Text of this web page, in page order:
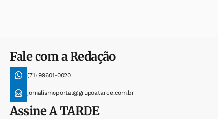
Fale com a Redação
(71) 99601-0020
jornalismoportal@grupoatarde.com.br
AssineA TARDE